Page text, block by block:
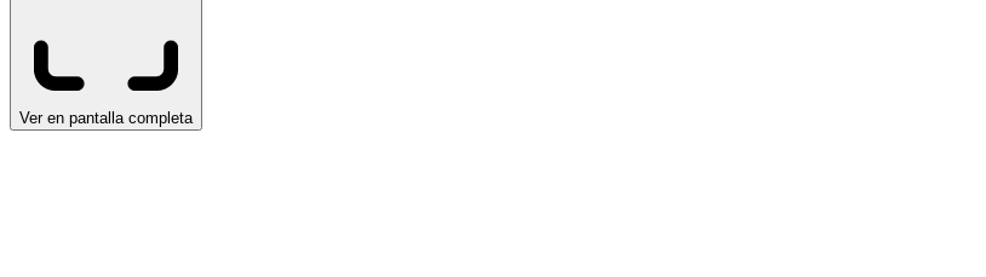
Ver en pantalla completa